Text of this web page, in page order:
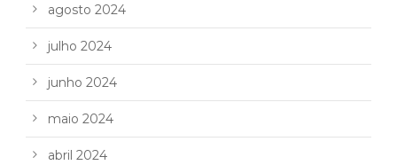
agosto 2024
julho 2024
junho 2024
maio 2024
abril 2024